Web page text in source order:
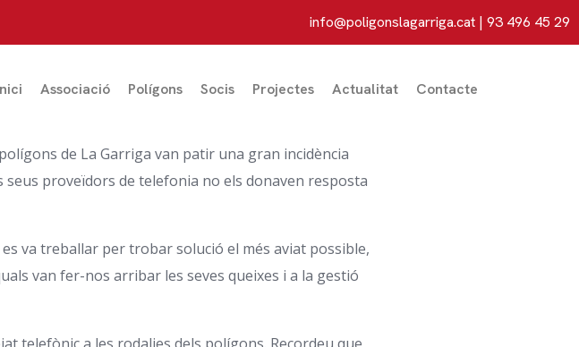
info@poligonslagarriga.cat | 93 496 45 29
Associació Polígons Socis Projectes Actualitat Contacte
de La Garriga van patir una gran incidència
proveïdors de telefonia no els donaven resposta
va treballar per trobar solució el més aviat possible,
van fer-nos arribar les seves queixes i a la gestió